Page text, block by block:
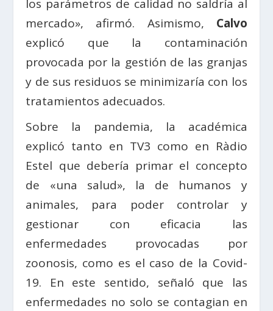
los parámetros de calidad no saldría al
mercado», afirmó. Asimismo, Calvo
explicó que la contaminación
provocada por la gestión de las granjas
y de sus residuos se minimizaría con los
tratamientos adecuados.
Sobre la pandemia, la académica
explicó tanto en TV3 como en Ràdio
Estel que debería primar el concepto
de «una salud», la de humanos y
animales, para poder controlar y
gestionar con eficacia las
enfermedades provocadas por
zoonosis, como es el caso de la Covid-
19. En este sentido, señaló que las
enfermedades no solo se contagian en